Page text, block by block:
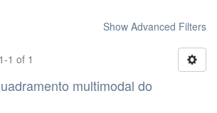
Show Advanced Filters
1 of 1
multimodal do